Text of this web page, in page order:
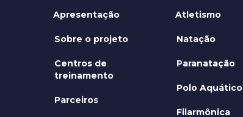
Apresentação
Sobre o projeto
Centros de
treinamento
Parceiros
Atletismo
Natação
Paranatação
Polo Aquático
Filarmônica